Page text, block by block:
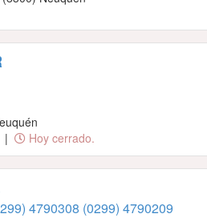
| Hoy cerrado.
4790308 (0299) 4790209